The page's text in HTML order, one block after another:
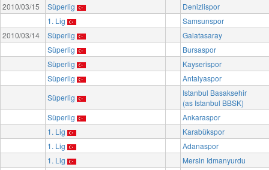
2010/03/15
Süperlig
Denizlispor
1. Lig
Samsunspor
2010/03/14
Süperlig
Galatasaray
Süperlig
Bursaspor
Süperlig
Kayserispor
Süperlig
Antalyaspor
Süperlig
Istanbul Basaksehir
(as Istanbul BBSK)
Süperlig
Ankaraspor
1. Lig
Karabükspor
1. Lig
Adanaspor
1. Lig
Mersin Idmanyurdu